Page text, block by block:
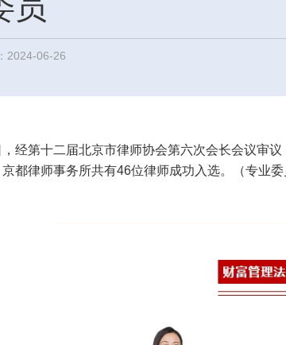
员
2024-06-26
经第十二届北京市律师协会第六次会长会议审
都律师事务所共有46位律师成功入选。（专业委